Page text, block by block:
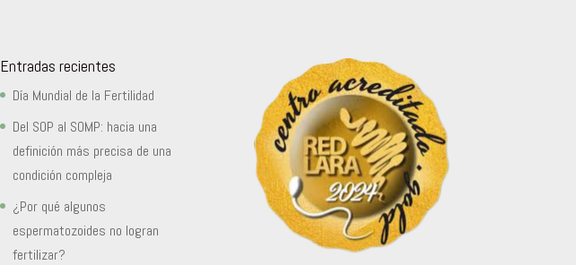
Entradas recientes
Día Mundial de la Fertilidad
Del SOP al SOMP: hacia una
definición más precisa de una
condición compleja
¿Por qué algunos
espermatozoides no logran
fertilizar?